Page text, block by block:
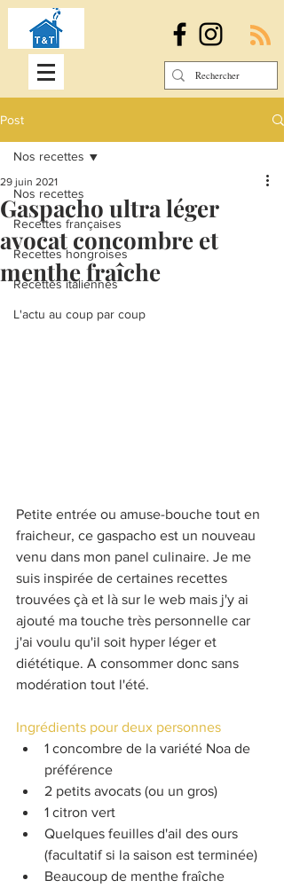
Post
Nos recettes
Recettes françaises
Recettes hongroises
Recettes italiennes
L'actu au coup par coup
Nos recettes
Gaspacho ultra léger
avocat concombre et
menthe fraîche
29 juin 2021
Petite entrée ou amuse-bouche tout en
fraicheur, ce gaspacho est un nouveau
venu dans mon panel culinaire. Je me
suis inspirée de certaines recettes
trouvées çà et là sur le web mais j'y ai
ajouté ma touche très personnelle car
j'ai voulu qu'il soit hyper léger et
diététique. A consommer donc sans
modération tout l'été.
Ingrédients pour deux personnes
1 concombre de la variété Noa de
préférence
2 petits avocats (ou un gros)
1 citron vert
Quelques feuilles d'ail des ours
(facultatif si la saison est terminée)
Beaucoup de menthe fraîche